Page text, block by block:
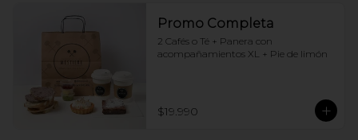
Promo Completa
2 Cafés o Té + Panera con
acompañamientos XL + Pie de limón
$19.990